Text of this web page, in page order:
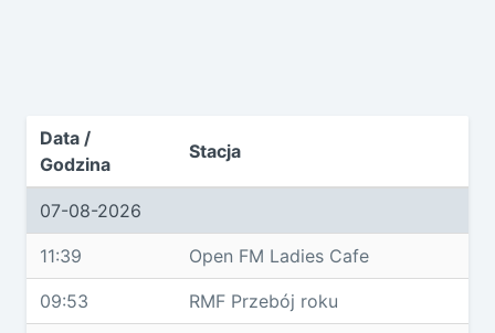
Data /
Godzina
Stacja
07-08-2026
11:39 Open FM Ladies Cafe
09:53 RMF Przebój roku